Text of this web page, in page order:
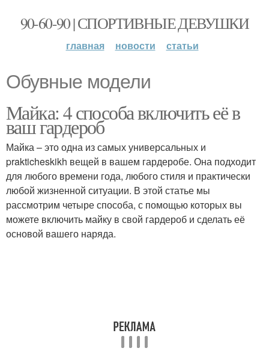
90-60-90 | СПОРТИВНЫЕ ДЕВУШКИ
главная новости статьи
Обувные модели
Майка: 4 способа включить её в
ваш гардероб
Майка – это одна из самых универсальных и
prakticheskikh вещей в вашем гардеробе. Она подходит
для любого времени года, любого стиля и практически
любой жизненной ситуации. В этой статье мы
рассмотрим четыре способа, с помощью которых вы
можете включить майку в свой гардероб и сделать её
основой вашего наряда.